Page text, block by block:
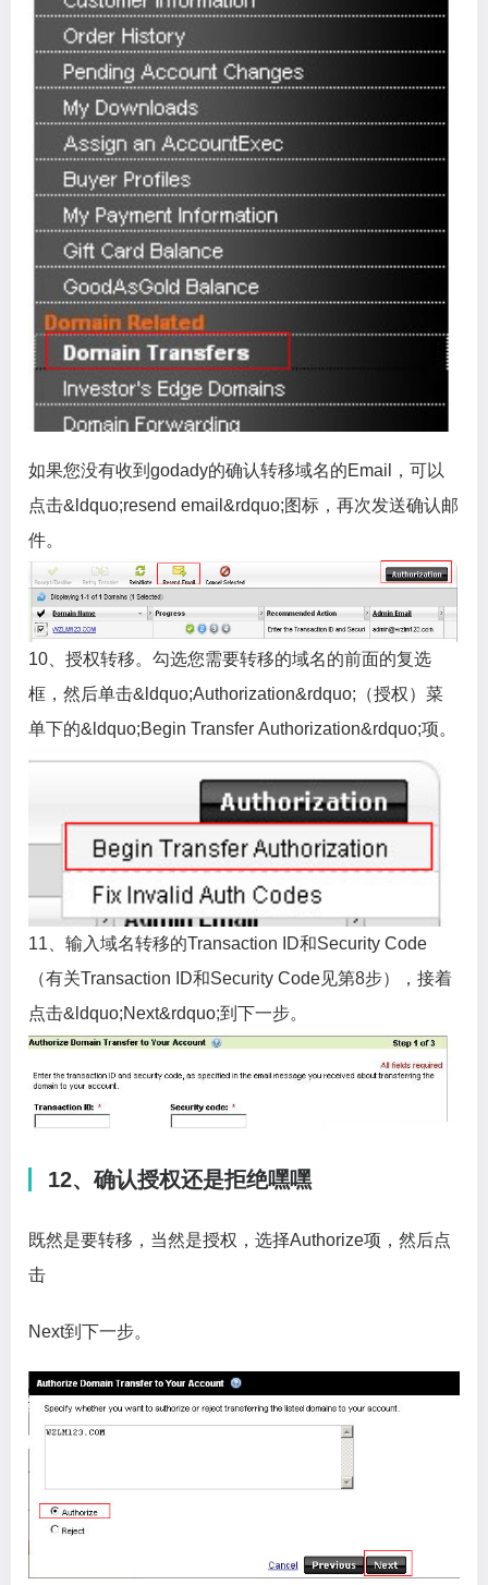
如果您没有收到godady的确认转移域名的Email，可以
点击&ldquo;resend email&rdquo;图标，再次发送确认邮
件。
10、授权转移。勾选您需要转移的域名的前面的复选
框，然后单击&ldquo;Authorization&rdquo;（授权）菜
单下的&ldquo;Begin Transfer Authorization&rdquo;项。
11、输入域名转移的Transaction ID和Security Code
（有关Transaction ID和Security Code见第8步），接着
点击&ldquo;Next&rdquo;到下一步。
12、确认授权还是拒绝嘿嘿
既然是要转移，当然是授权，选择Authorize项，然后点
击
Next到下一步。